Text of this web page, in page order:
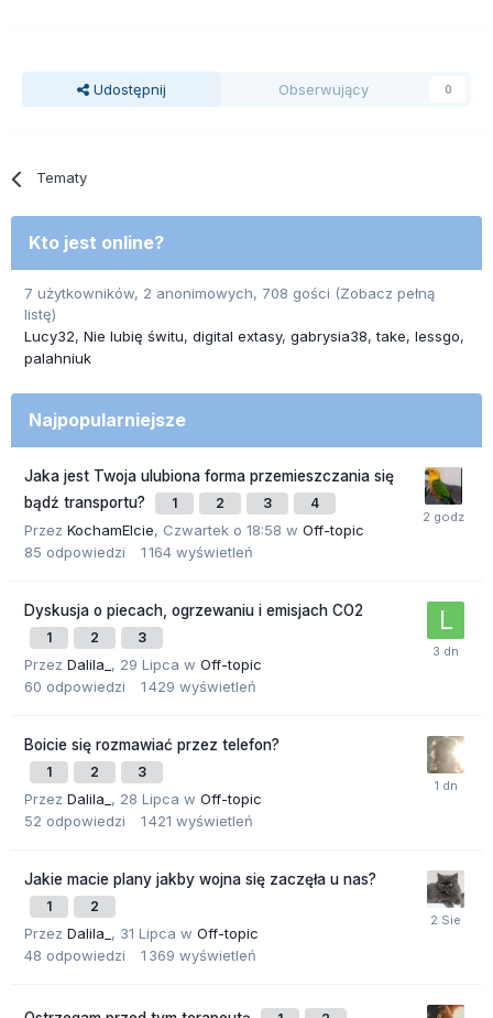
Udostępnij Obserwujący 0
Tematy
Kto jest online?
7 użytkowników, 2 anonimowych, 708 gości (Zobacz pełną
listę)
Lucy32 Nie lubię świtu digital extasy gabrysia38 take lessgo
palahniuk
Najpopularniejsze
Jaka jest Twoja ulubiona forma przemieszczania się
bądź transportu?
1 2 3 4
Przez KochamElcie, Czwartek o 18:58 w Off-topic
85 odpowiedzi 1 164 wyświetleń
Dyskusja o piecach, ogrzewaniu i emisjach CO2
1 2 3
Przez Dalila_ , 29 Lipca w Off-topic
60 odpowiedzi 1 429 wyświetleń
Boicie się rozmawiać przez telefon?
1 2 3
Przez Dalila_ , 28 Lipca w Off-topic
52 odpowiedzi 1 421 wyświetleń
Jakie macie plany jakby wojna się zaczęła u nas?
1 2
Przez Dalila_ , 31 Lipca w Off-topic
48 odpowiedzi 1 369 wyświetleń